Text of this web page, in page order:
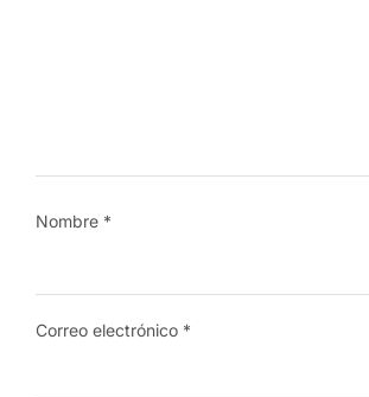
Nombre *
Correo electrónico *